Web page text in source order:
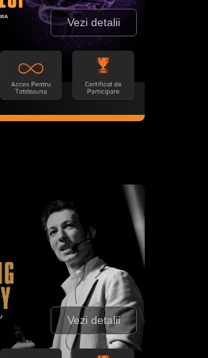
Vezi detalii
Vezi detalii